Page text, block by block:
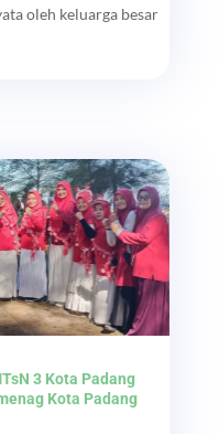
oleh keluarga besar
3 Kota Padang
Kota Padang